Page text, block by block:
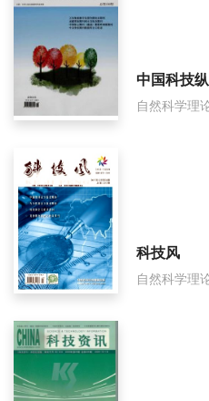
石河子科技怎么样？
石河子科技面费如何收取？
石河子科技是什么级别刊物？
石河子科技是国家级期刊吗？
中国科技
自然科学理
科技风
自然科学理